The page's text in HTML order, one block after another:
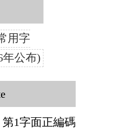
用字
年公布)
第1字面正編碼